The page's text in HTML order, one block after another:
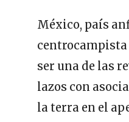
México, país
ser una de las
lazos con
la terra en el